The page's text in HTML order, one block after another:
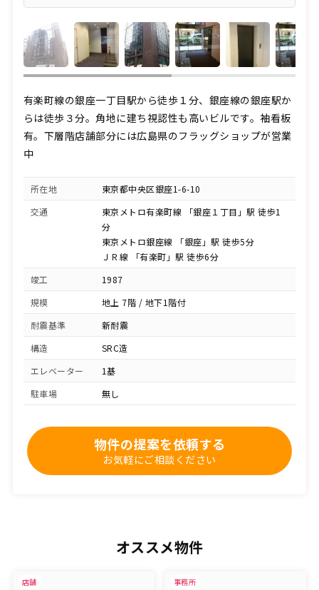
有楽町線の銀座一丁目駅から徒歩１分、銀座線の銀座駅か
らは徒歩３分。角地に建ち視認性も高いビルです。袖看板
有。下層階店舗部分には広島県のフラッグショップが営業
中
所在地
東京都中央区銀座1-6-10
交通
東京メトロ有楽町線 「銀座１丁目」駅 徒歩1
分
東京メトロ銀座線 「銀座」駅 徒歩5分
ＪＲ線 「有楽町」駅 徒歩6分
竣工
1987
規模
地上 7階 / 地下1階付
耐震基準
新耐震
構造
SRC造
エレベーター
1基
駐車場
無し
物件の提案を依頼する
お気軽にご相談ください
オススメ物件
店舗 事務所